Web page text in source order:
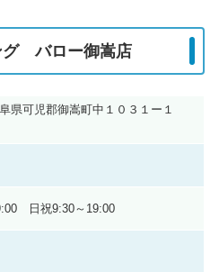
グ バロー御嵩店
県可児郡御嵩町中１０３１ー１
日祝9:30～19:00